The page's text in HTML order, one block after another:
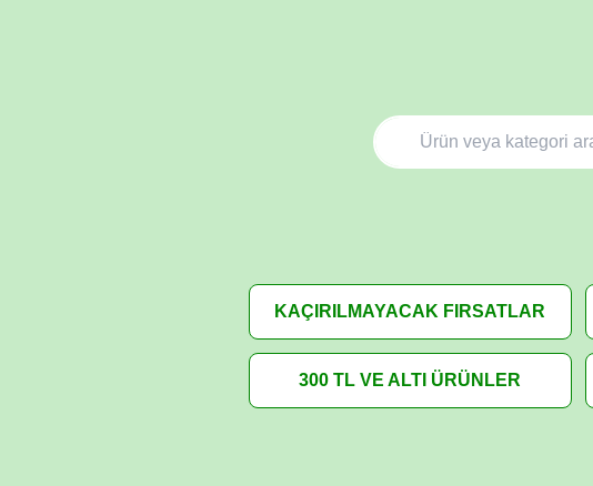
KAÇIRILMAYACAK FIRSATLAR
300 TL VE ALTI ÜRÜNLER